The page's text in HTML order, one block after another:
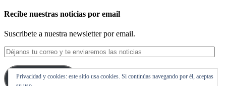
Recibe nuestras noticias por email
Suscribete a nuestra newsletter por email.
Déjanos
tu
correo
y
Suscribirse
Privacidad y cookies: este sitio usa cookies. Si continúas navegando por él, aceptas